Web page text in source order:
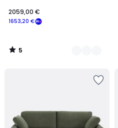
1653,20 €
2059,00 €
5
/